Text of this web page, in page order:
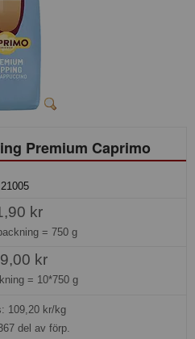
Premium Caprimo
21005
kr
= 750 g
kr
= 10*750 g
109,20kr/kg
del av förp.